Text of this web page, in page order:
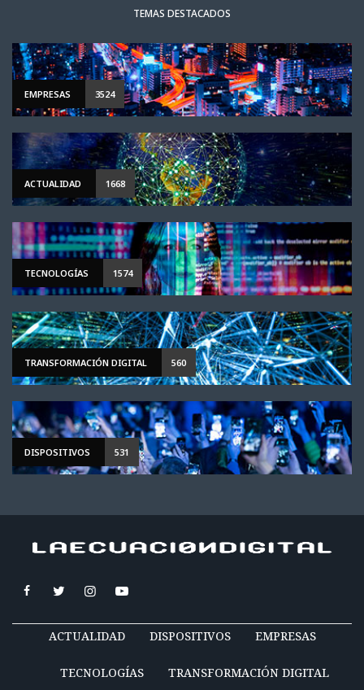
TEMAS DESTACADOS
EMPRESAS 3524
ACTUALIDAD 1668
TECNOLOGÍAS 1574
TRANSFORMACIÓN DIGITAL 560
DISPOSITIVOS 531
ACTUALIDAD DISPOSITIVOS EMPRESAS
TECNOLOGÍAS TRANSFORMACIÓN DIGITAL